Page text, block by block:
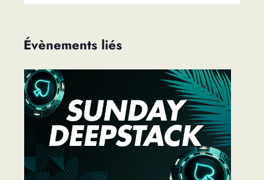
Évènements liés